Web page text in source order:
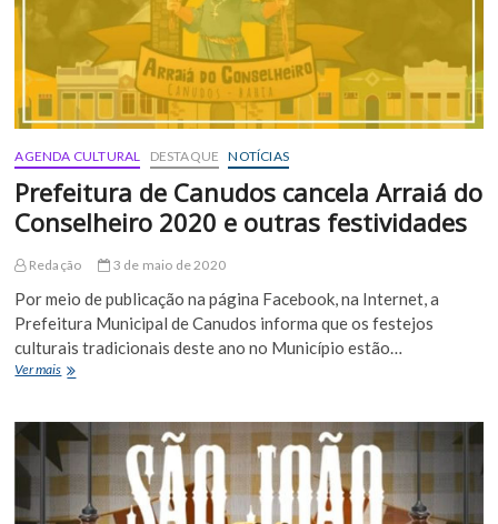
AGENDA CULTURAL DESTAQUE NOTÍCIAS
Prefeitura de Canudos cancela Arraiá do
Conselheiro 2020 e outras festividades
Redação 3 de maio de 2020
Por meio de publicação na página Facebook, na Internet, a
Prefeitura Municipal de Canudos informa que os festejos
culturais tradicionais deste ano no Município estão…
Ver maisPrefeitura
cancela
do
Conselheiro
2020